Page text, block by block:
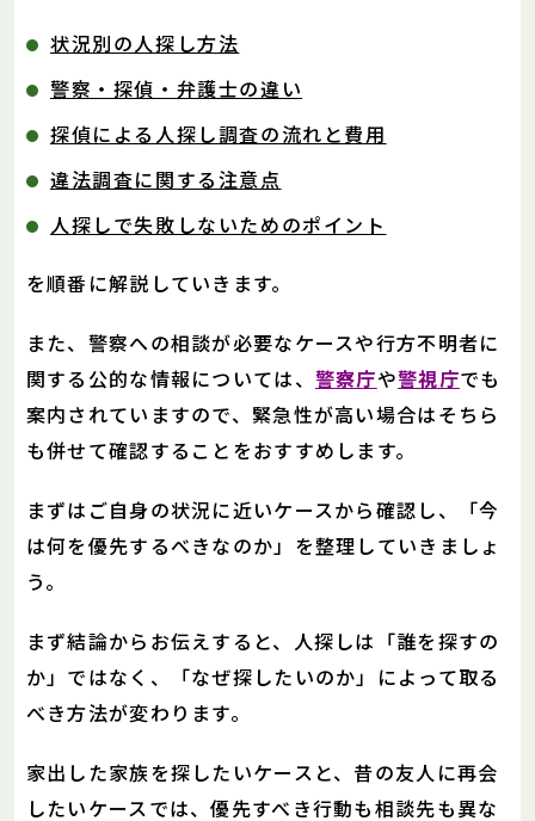
状況別の人探し方法
警察・探偵・弁護士の違い
探偵による人探し調査の流れと費用
違法調査に関する注意点
人探しで失敗しないためのポイント
を順番に解説していきます。
また、警察への相談が必要なケースや行方不明者に
関する公的な情報については、 警察庁や警視庁でも
案内されていますので、緊急性が高い場合はそちら
も併せて確認することをおすすめします。
まずはご自身の状況に近いケースから確認し、「今
は何を優先するべきなのか」を整理していきましょ
う。
まず結論からお伝えすると、人探しは「誰を探すの
か」ではなく、「なぜ探したいのか」によって取る
べき方法が変わります。
家出した家族を探したいケースと、昔の友人に再会
したいケースでは、優先すべき行動も相談先も異な